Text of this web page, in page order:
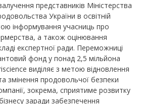
представників Міністерства
України в освітній
інформування учасниць про
а також оцінювання
експертної ради. Переможниці
фонд у понад 2,5 мільйона
виділяє з метою відновлення
змінення продовольчої безпеки
зокрема, сприятиме розвитку
заради забезпечення